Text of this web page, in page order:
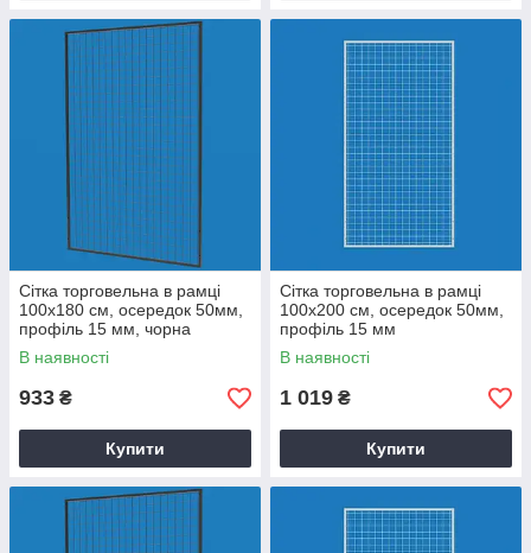
Сітка торговельна в рамці
100х180 см, осередок 50мм,
профіль 15 мм, чорна
В наявності
933 ₴
Купити
Сітка торговельна в рамці
100х200 см, осередок 50мм,
профіль 15 мм
В наявності
1 019 ₴
Купити